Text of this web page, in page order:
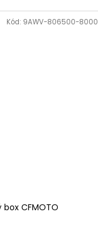
box CFMOTO
Kód: 9AWV-806500-8000